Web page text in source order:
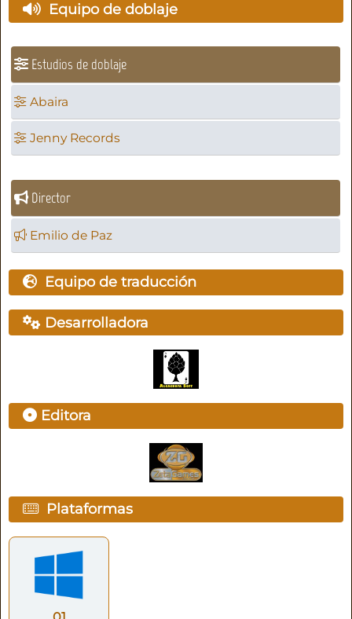
Equipo de doblaje
Estudios de doblaje
Abaira
Jenny Records
Director
Emilio de Paz
Equipo de traducción
Desarrolladora
Editora
Plataformas